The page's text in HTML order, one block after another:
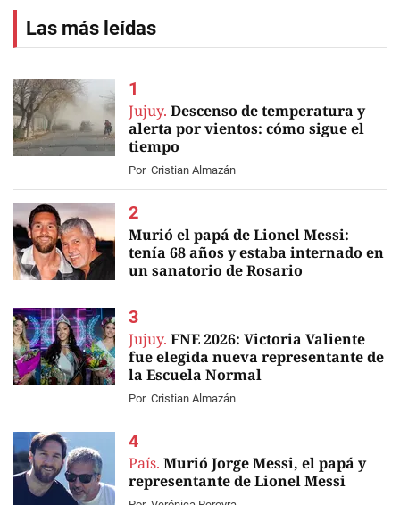
Las más leídas
Jujuy. Descenso de temperatura y
alerta por vientos: cómo sigue el
tiempo
Por Cristian Almazán
EN VIVO
Murió el papá de Lionel Messi:
tenía 68 años y estaba internado en
un sanatorio de Rosario
Jujuy. FNE 2026: Victoria Valiente
fue elegida nueva representante de
la Escuela Normal
Por Cristian Almazán
País. Murió Jorge Messi, el papá y
representante de Lionel Messi